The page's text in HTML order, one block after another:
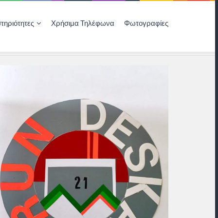
Χρήσιμα Τηλέφωνα Φωτογραφίες